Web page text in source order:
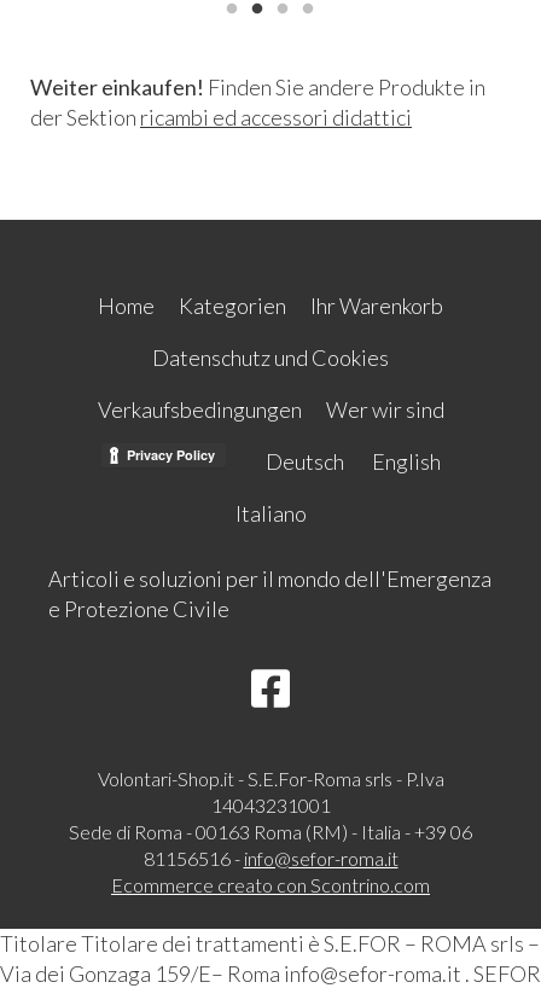
Weiter einkaufen! Finden Sie andere Produkte in
der Sektion ricambi ed accessori didattici
Home Kategorien
Ihr Warenkorb
Datenschutz und Cookies
Verkaufsbedingungen
Wer wir sind
Deutsch
English
Italiano
Articoli e soluzioni per il mondo dell'Emergenza
e Protezione Civile
Volontari-Shop.it - S.E.For-Roma srls - P.Iva
14043231001
Sede di Roma - 00163 Roma (RM) - Italia - +39 06
81156516 - info@sefor-roma.it
Ecommerce creato con Scontrino.com
Titolare Titolare dei trattamenti è S.E.FOR – ROMA srls –
Via dei Gonzaga 159/E– Roma info@sefor-roma.it . SEFOR